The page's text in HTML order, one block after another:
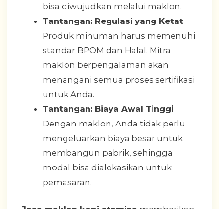
bisa diwujudkan melalui maklon.
Tantangan: Regulasi yang Ketat
Produk minuman harus memenuhi
standar BPOM dan Halal. Mitra
maklon berpengalaman akan
menangani semua proses sertifikasi
untuk Anda.
Tantangan: Biaya Awal Tinggi
Dengan maklon, Anda tidak perlu
mengeluarkan biaya besar untuk
membangun pabrik, sehingga
modal bisa dialokasikan untuk
pemasaran.